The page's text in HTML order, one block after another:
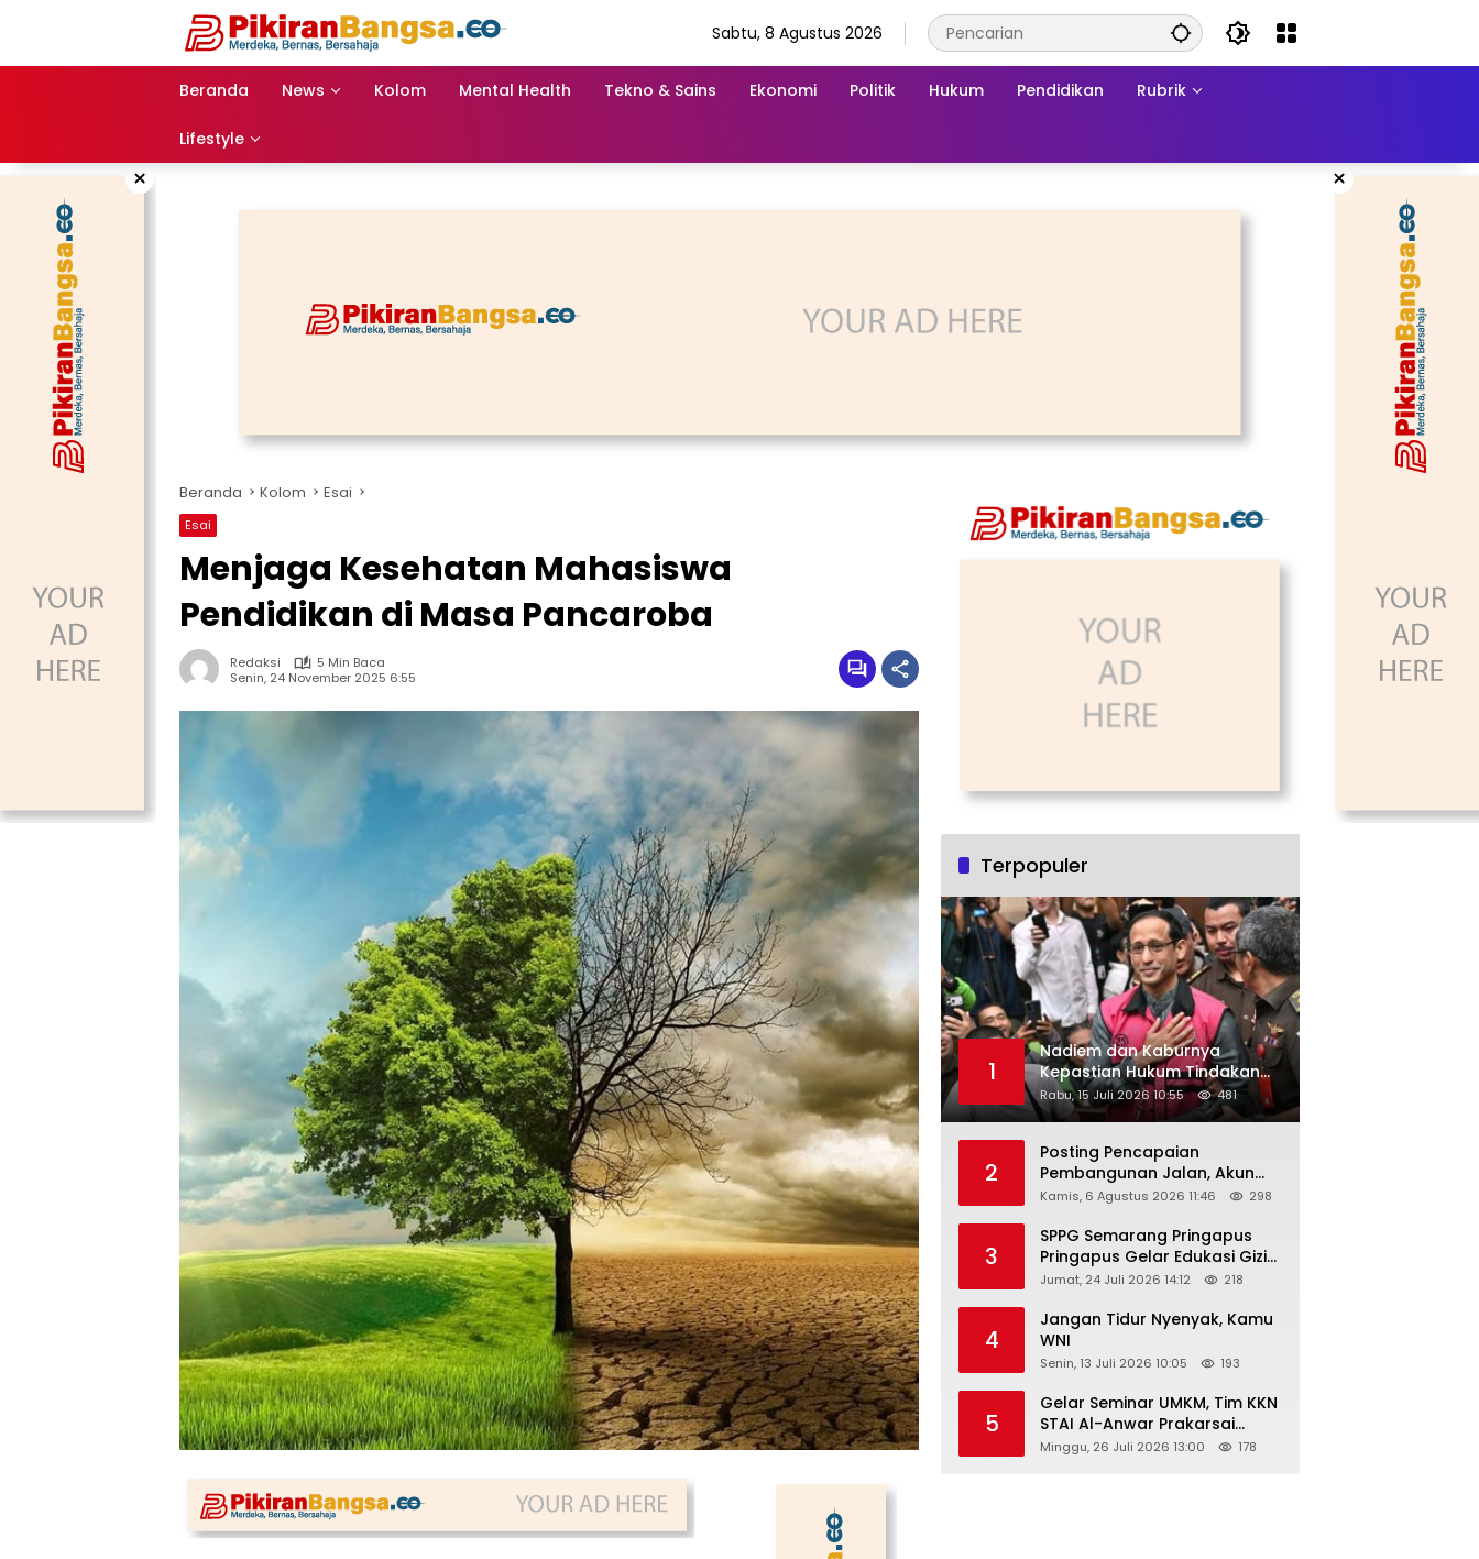
Sabtu, 8 Agustus 2026
Beranda News Kolom Mental Health Tekno & Sains Ekonomi Politik Hukum Pendidikan Rubrik
Lifestyle
× ×
Beranda Kolom Esai
Esai
Menjaga Kesehatan Mahasiswa
Pendidikan di Masa Pancaroba
Redaksi
5 Min Baca
Senin, 24 November 2025 6:55
Terpopuler
1
Nadiem dan Kaburnya
Kepastian Hukum Tindakan
Pejabat Publik
Rabu, 15 Juli 2026 10:55 481
2
Posting Pencapaian
Pembangunan Jalan, Akun
Facebook Pemerintah
“Dirujak” Warganet
Kamis, 6 Agustus 2026 11:46 298
3
SPPG Semarang Pringapus
Pringapus Gelar Edukasi Gizi
di PAUD Bina Balita Peringati
Jumat, 24 Juli 2026 14:12 218
4
Jangan Tidur Nyenyak, Kamu
WNI
Senin, 13 Juli 2026 10:05 193
5
Gelar Seminar UMKM, Tim KKN
STAI Al-Anwar Prakarsai
Usaha Tepung Maizena di
Minggu, 26 Juli 2026 13:00 178